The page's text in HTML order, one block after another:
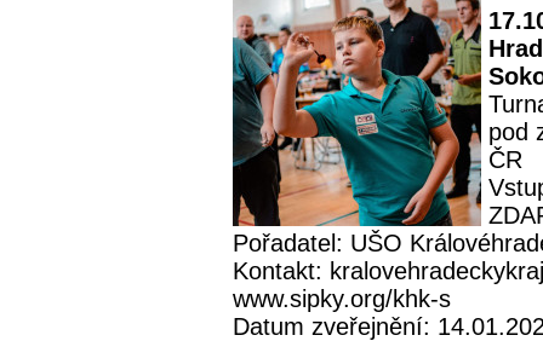
pod
ČR
Pořadatel: UŠO
Kontakt:
www.sipky.org/khk-s
Datum zveřejnění: